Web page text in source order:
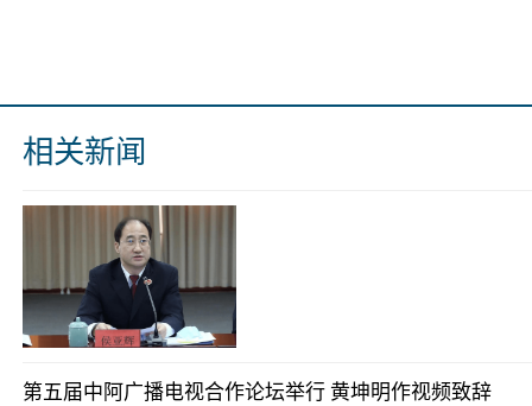
相关新闻
第五届中阿广播电视合作论坛举行 黄坤明作视频致辞